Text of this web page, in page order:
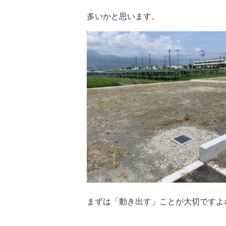
多いかと思います。
まずは「動き出す」ことが大切です